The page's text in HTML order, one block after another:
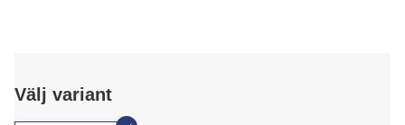
Välj variant